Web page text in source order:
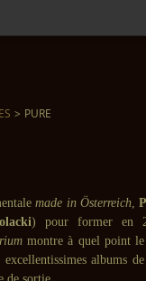
> PURE
made in Österreich,
) pour former en
montre à quel point le
albums de